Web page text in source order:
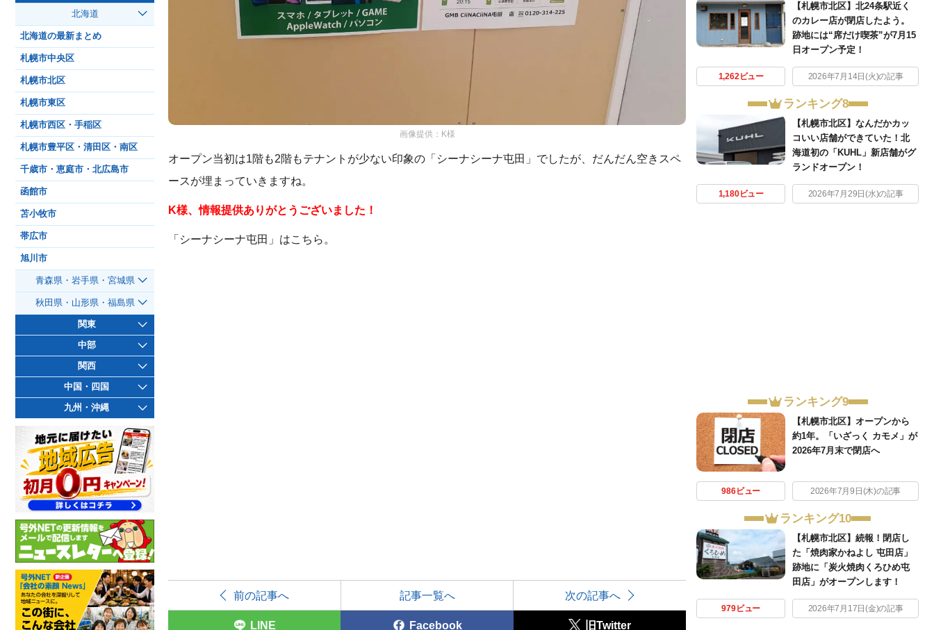
画像提供：K様
オープン当初は1階も2階もテナントが少ない印象の「シーナシーナ屯田」でしたが、だんだん空きスペ
ースが埋まっていきますね。
K様、情報提供ありがとうございました！
「シーナシーナ屯田」はこちら。
前の記事へ 記事一覧へ 次の記事へ
LINE Facebook 旧Twitter
【札幌市北区】北24条駅近く
のカレー店が閉店したよう。
跡地には“席だけ喫茶”が7月15
日オープン予定！
1,262ビュー 2026年7月14日(火)の記事
ランキング8
【札幌市北区】なんだかカッ
コいい店舗ができていた！北
海道初の「KUHL」新店舗がグ
ランドオープン！
1,180ビュー 2026年7月29日(水)の記事
ランキング9
【札幌市北区】オープンから
約1年。「いざっく カモメ」が
2026年7月末で閉店へ
986ビュー 2026年7月9日(木)の記事
ランキング10
【札幌市北区】続報！閉店し
た「焼肉家かねよし 屯田店」
跡地に「炭火焼肉くろひめ屯
田店」がオープンします！
979ビュー 2026年7月17日(金)の記事
北海道
北海道の最新まとめ
札幌市中央区
札幌市北区
札幌市東区
札幌市西区・手稲区
札幌市豊平区・清田区・南区
千歳市・恵庭市・北広島市
函館市
苫小牧市
帯広市
旭川市
青森県・岩手県・宮城県
秋田県・山形県・福島県
関東
中部
関西
中国・四国
九州・沖縄